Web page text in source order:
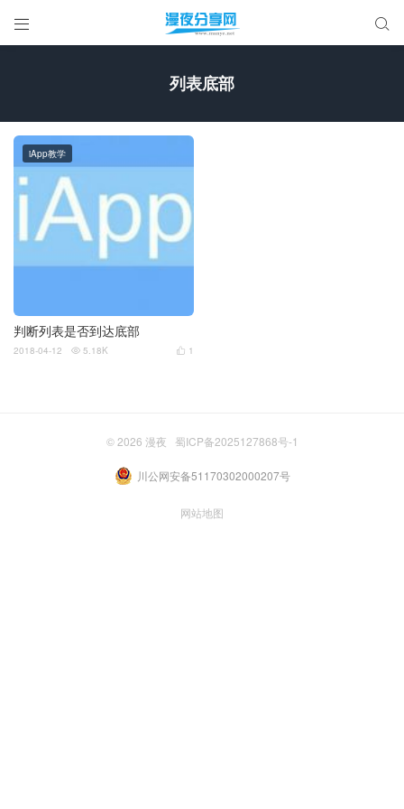
 
列表底部
判断列表是否到达底部
iApp教学
 1
2018-04-12  5.18K
© 2026 漫夜 蜀ICP备2025127868号-1
川公网安备51170302000207号
网站地图